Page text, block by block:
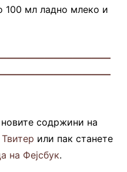
100 мл ладно млеко и
содржини на
или пак станете
на Фејсбук.